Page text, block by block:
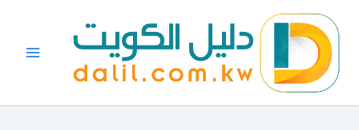
المحتوى
عن: